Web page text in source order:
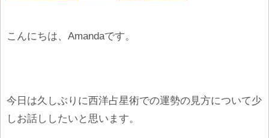
こんにちは、Amandaです。
今日は久しぶりに西洋占星術での運勢の見方について少
しお話ししたいと思います。